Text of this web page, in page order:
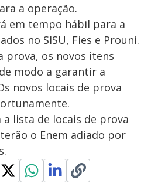
a operação.
em tempo hábil para a
no SISU, Fies e Prouni.
prova, os novos itens
modo a garantir a
novos locais de prova
a lista de locais de prova
o Enem adiado por